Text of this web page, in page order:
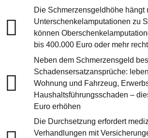
Die Schmerzensgeldhöhe
Unterschenkelamputationen zu
können
bis 400.000 Euro oder mehr
Neben dem Schmerzensgeld
Schadensersatzansprüche:
Wohnung und Fahrzeug,
Haushaltsführungsschaden –
Euro erhöhen
Die Durchsetzung erfordert
Verhandlungen mit